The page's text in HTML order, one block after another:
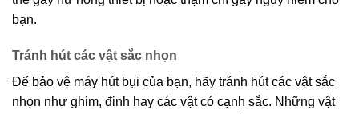
bạn.
Tránh hút các vật sắc nhọn
Để bảo vệ máy hút bụi của bạn, hãy tránh hút các vật sắc
nhọn như ghim, đinh hay các vật có cạnh sắc. Những vật